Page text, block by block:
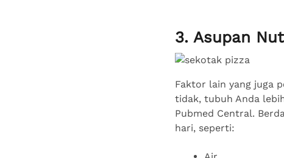
3. Asupan
Faktor lain yang juga
tidak, tubuh Anda
Pubmed Central.
hari, seperti: